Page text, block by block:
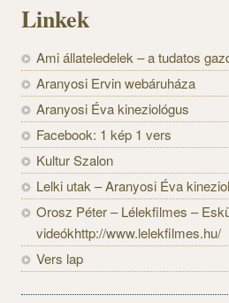
Linkek
Ami állateledelek – a tudatos
Aranyosi Ervin webáruháza
Aranyosi Éva kineziológus
Facebook: 1 kép 1 vers
Kultur Szalon
Lelki utak – Aranyosi Éva
Orosz Péter – Lélekfilmes –
videókhttp://www.lelekfilmes.hu/
Vers lap